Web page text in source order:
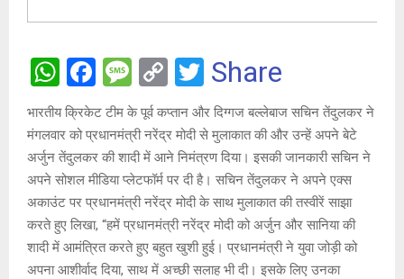
W
h
at
s
A
p
p
F
a
ce
b
o
o
k
M
es
s
a
g
e
C
o
py
Li
n
k
T
wi
tt
er
Share
भारतीय क्रिकेट टीम के पूर्व कप्तान और दिग्गज बल्लेबाज सचिन तेंदुलकर ने
मंगलवार को प्रधानमंत्री नरेंद्र मोदी से मुलाकात की और उन्हें अपने बेटे
अर्जुन तेंदुलकर की शादी में आने निमंत्रण दिया। इसकी जानकारी सचिन ने
अपने सोशल मीडिया प्लेटफॉर्म पर दी है। सचिन तेंदुलकर ने अपने एक्स
अकाउंट पर प्रधानमंत्री नरेंद्र मोदी के साथ मुलाकात की तस्वीरें साझा
करते हुए लिखा, “हमें प्रधानमंत्री नरेंद्र मोदी को अर्जुन और सानिया की
शादी में आमंत्रित करते हुए बहुत खुशी हुई। प्रधानमंत्री ने युवा जोड़ी को
अपना आशीर्वाद दिया, साथ में अच्छी सलाह भी दी। इसके लिए उनका